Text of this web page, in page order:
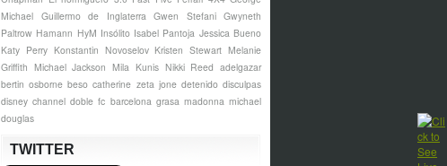
Michael Guillermo de Inglaterra Gwen Stefani Gwyneth
Paltrow Hamann HyM Insólito Isabel Pantoja Jessica Bueno
Katy Perry Konstantin Novoselov Kristen Stewart Melanie
Griffith Michael Jackson Mila Kunis Nikki Reed adelgazar
bertin osborne beso catherine zeta jone detenido disculpas
disney channel doble fc barcelona grasa madonna michael
douglas
TWITTER